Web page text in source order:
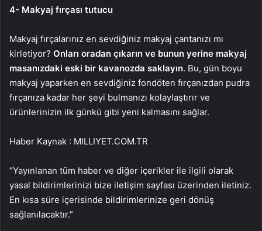
4- Makyaj fırçası tutucu
Makyaj fırçalarınız en sevdiğiniz makyaj çantanızı mı
kirletiyor? Onları oradan çıkarın ve bunun yerine makyaj
masanızdaki eski bir kavanozda saklayın. Bu, gün boyu
makyaj yaparken en sevdiğiniz fondöten fırçanızdan pudra
fırçanıza kadar her şeyi bulmanızı kolaylaştırır ve
ürünlerinizin ilk günkü gibi yeni kalmasını sağlar.
Haber Kaynak : MILLIYET.COM.TR
“Yayınlanan tüm haber ve diğer içerikler ile ilgili olarak
yasal bildirimlerinizi bize iletişim sayfası üzerinden iletiniz.
En kısa süre içerisinde bildirimlerinize geri dönüş
sağlanılacaktır.”